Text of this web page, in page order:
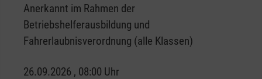
Anerkannt im Rahmen der
Betriebshelferausbildung und
Fahrerlaubnisverordnung (alle Klassen)
26.09.2026 , 08:00 Uhr